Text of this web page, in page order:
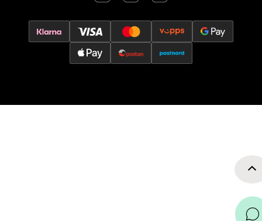
Oslo - Thon Senter Storo
Vitaminveien 7 - 9, 0485 Oslo